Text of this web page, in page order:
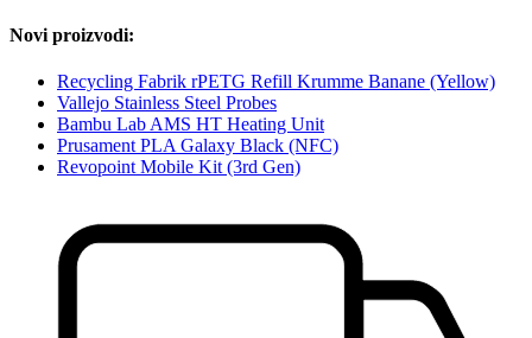
Novi proizvodi:
Recycling Fabrik rPETG Refill Krumme Banane (Yellow)
Vallejo Stainless Steel Probes
Bambu Lab AMS HT Heating Unit
Prusament PLA Galaxy Black (NFC)
Revopoint Mobile Kit (3rd Gen)